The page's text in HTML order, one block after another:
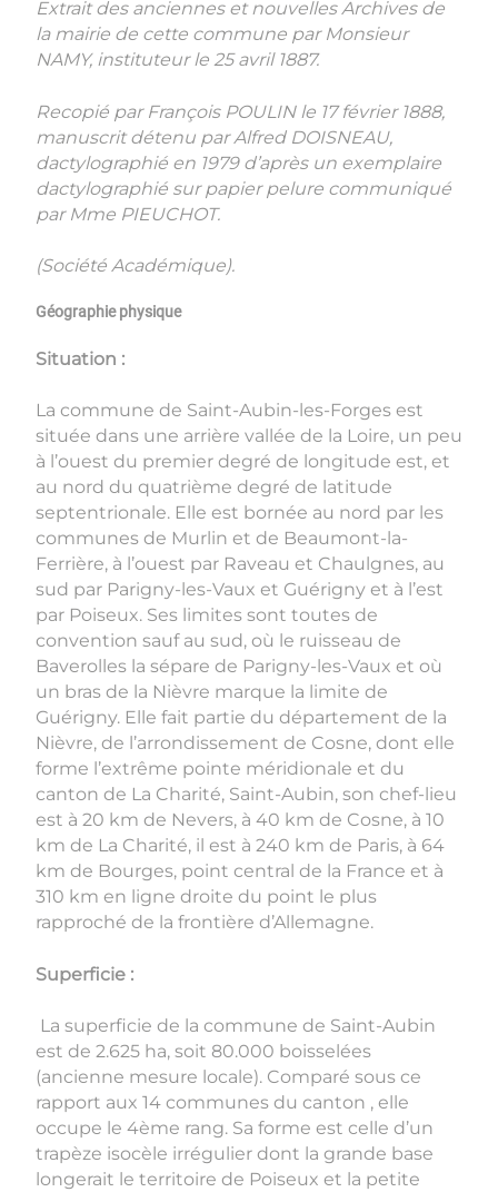
Extrait des anciennes et nouvelles Archives de
la mairie de cette commune par Monsieur
NAMY, instituteur le 25 avril 1887.
Recopié par François POULIN le 17 février 1888,
manuscrit détenu par Alfred DOISNEAU,
dactylographié en 1979 d’après un exemplaire
dactylographié sur papier pelure communiqué
par Mme PIEUCHOT.
(Société Académique).
Géographie physique
Situation :
La commune de Saint-Aubin-les-Forges est
située dans une arrière vallée de la Loire, un peu
à l’ouest du premier degré de longitude est, et
au nord du quatrième degré de latitude
septentrionale. Elle est bornée au nord par les
communes de Murlin et de Beaumont-la-
Ferrière, à l’ouest par Raveau et Chaulgnes, au
sud par Parigny-les-Vaux et Guérigny et à l’est
par Poiseux. Ses limites sont toutes de
convention sauf au sud, où le ruisseau de
Baverolles la sépare de Parigny-les-Vaux et où
un bras de la Nièvre marque la limite de
Guérigny. Elle fait partie du département de la
Nièvre, de l’arrondissement de Cosne, dont elle
forme l’extrême pointe méridionale et du
canton de La Charité, Saint-Aubin, son chef-lieu
est à 20 km de Nevers, à 40 km de Cosne, à 10
km de La Charité, il est à 240 km de Paris, à 64
km de Bourges, point central de la France et à
310 km en ligne droite du point le plus
rapproché de la frontière d’Allemagne.
Superficie :
La superficie de la commune de Saint-Aubin
est de 2.625 ha, soit 80.000 boisselées
(ancienne mesure locale). Comparé sous ce
rapport aux 14 communes du canton , elle
occupe le 4ème rang. Sa forme est celle d’un
trapèze isocèle irrégulier dont la grande base
longerait le territoire de Poiseux et la petite